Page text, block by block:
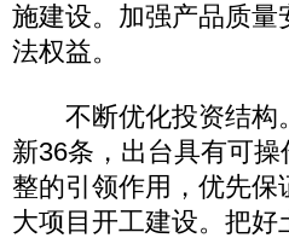
施建设。加强产品质
法权益。
不断优化投资结构
新36条，出台具有可
整的引领作用，优先
大项目开工建设。把